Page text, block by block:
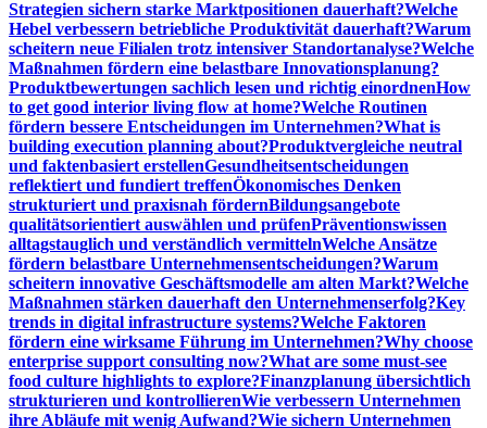
Strategien sichern starke Marktpositionen dauerhaft?Welche
Hebel verbessern betriebliche Produktivität dauerhaft?Warum
scheitern neue Filialen trotz intensiver Standortanalyse?Welche
Maßnahmen fördern eine belastbare Innovationsplanung?
Produktbewertungen sachlich lesen und richtig einordnenHow
to get good interior living flow at home?Welche Routinen
fördern bessere Entscheidungen im Unternehmen?What is
building execution planning about?Produktvergleiche neutral
und faktenbasiert erstellenGesundheitsentscheidungen
reflektiert und fundiert treffenÖkonomisches Denken
strukturiert und praxisnah fördernBildungsangebote
qualitätsorientiert auswählen und prüfenPräventionswissen
alltagstauglich und verständlich vermittelnWelche Ansätze
fördern belastbare Unternehmensentscheidungen?Warum
scheitern innovative Geschäftsmodelle am alten Markt?Welche
Maßnahmen stärken dauerhaft den Unternehmenserfolg?Key
trends in digital infrastructure systems?Welche Faktoren
fördern eine wirksame Führung im Unternehmen?Why choose
enterprise support consulting now?What are some must-see
food culture highlights to explore?Finanzplanung übersichtlich
strukturieren und kontrollierenWie verbessern Unternehmen
ihre Abläufe mit wenig Aufwand?Wie sichern Unternehmen